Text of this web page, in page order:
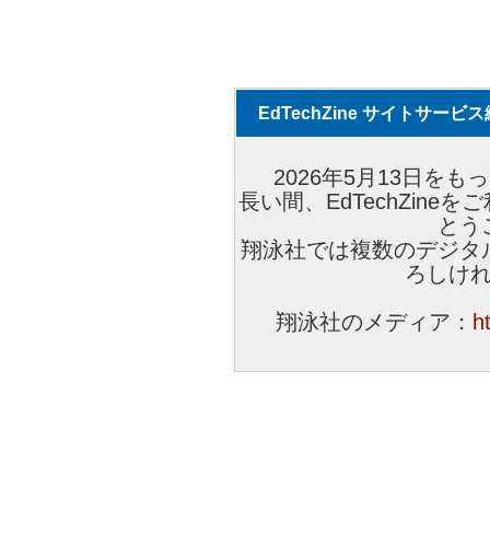
EdTechZine サイトサービス
2026年5月13日をも
長い間、EdTechZineを
とう
翔泳社では複数のデジ
ろしけ
翔泳社のメディア：